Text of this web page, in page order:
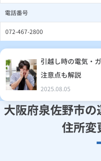
電話番号
072-467-2800
引越し時の電気・
注意点も解説
2025.08.05
大阪府泉佐野市
住所変